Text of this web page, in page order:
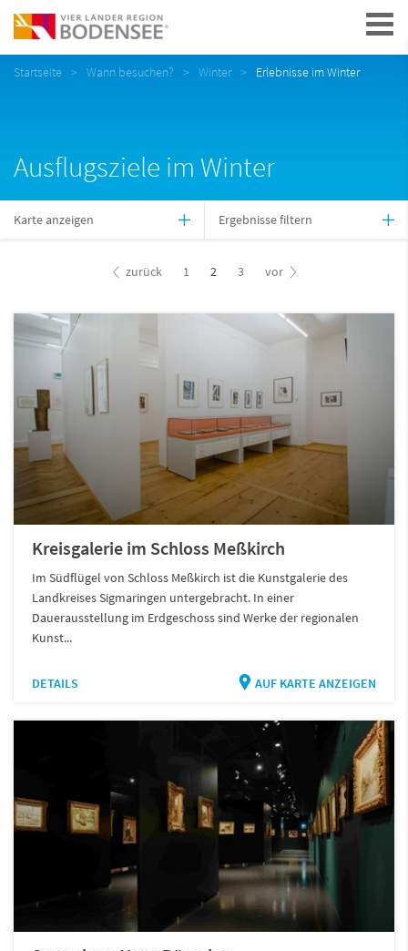
Navigation
Startseite Wann besuchen? Winter Erlebnisse im Winter
Ausflugsziele im Winter
Karte anzeigen Ergebnisse filtern
zurück 1 2 3 vor
Kreisgalerie im Schloss Meßkirch
Im Südflügel von Schloss Meßkirch ist die Kunstgalerie des
Landkreises Sigmaringen untergebracht. In einer
Dauerausstellung im Erdgeschoss sind Werke der regionalen
Kunst...
DETAILS AUF KARTE ANZEIGEN